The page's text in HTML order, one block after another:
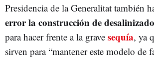
Presidencia de la Generalitat también
error la construcción de
para hacer frente a la grave sequía, ya
sirven para “mantener este modelo de